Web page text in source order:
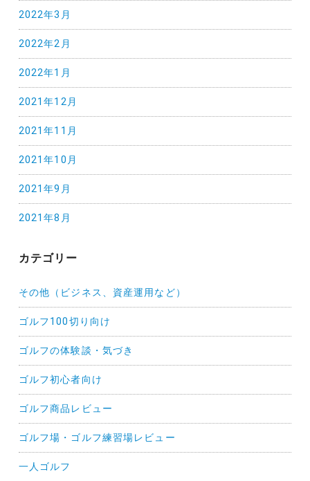
2022年3月
2022年2月
2022年1月
2021年12月
2021年11月
2021年10月
2021年9月
2021年8月
カテゴリー
その他（ビジネス、資産運用など）
ゴルフ100切り向け
ゴルフの体験談・気づき
ゴルフ初心者向け
ゴルフ商品レビュー
ゴルフ場・ゴルフ練習場レビュー
一人ゴルフ